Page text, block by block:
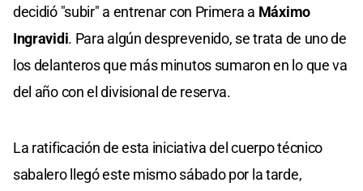
decidió "subir" a entrenar con Primera a Máximo
Ingravidi. Para algún desprevenido, se trata de uno de
los delanteros que más minutos sumaron en lo que va
del año con el divisional de reserva.
La ratificación de esta iniciativa del cuerpo técnico
sabalero llegó este mismo sábado por la tarde,